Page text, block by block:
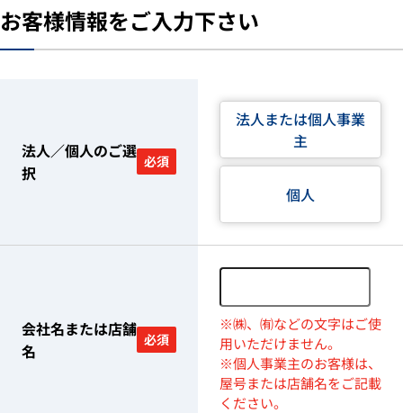
お客様情報をご入力下さい
法人／個人のご選
択
必須
法人または個人事業
主
個人
会社名または店舗
名
必須
※㈱、㈲などの文字はご使
用いただけません。
※個人事業主のお客様は、
屋号または店舗名をご記載
ください。